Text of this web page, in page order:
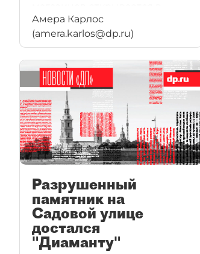
стрит-ретейле. Причина -
отсутствие качественных
торговых комплексов. Однако
ситуация может измениться
уже через несколько лет.
Амера Карлос
(amera.karlos@dp.ru)
Разрушенный
памятник на
Садовой улице
достался
"Диаманту"